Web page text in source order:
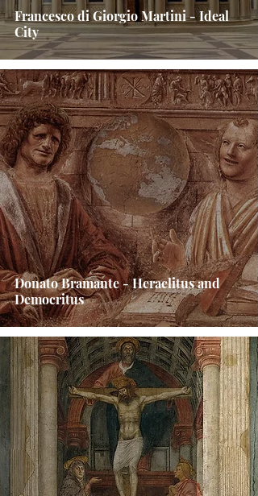
Francesco di Giorgio Martini - Ideal
City
Donato Bramante - Heraclitus and
Democritus